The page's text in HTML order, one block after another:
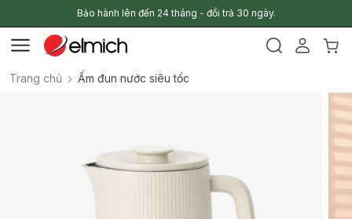
Bảo hành lên đến 24 tháng - đổi trả 30 ngày.
Trang chủ Ấm đun nước siêu tốc